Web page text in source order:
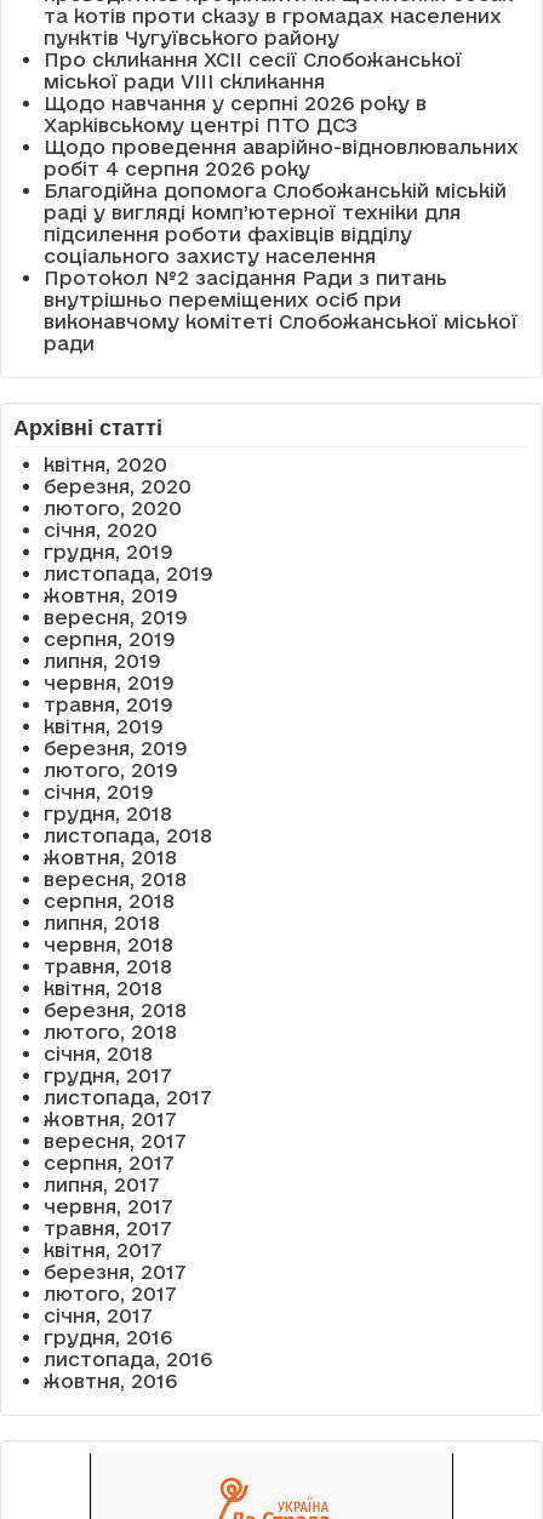
та котів проти сказу в громадах населених
пунктів Чугуївського району
Про скликання XCII сесії Слобожанської
міської ради VIII скликання
Щодо навчання у серпні 2026 року в
Харківському центрі ПТО ДСЗ
Щодо проведення аварійно-відновлювальних
робіт 4 серпня 2026 року
Благодійна допомога Слобожанській міській
раді у вигляді комп’ютерної техніки для
підсилення роботи фахівців відділу
соціального захисту населення
Протокол №2 засідання Ради з питань
внутрішньо переміщених осіб при
виконавчому комітеті Слобожанської міської
ради
Архівні статті
квітня, 2020
березня, 2020
лютого, 2020
січня, 2020
грудня, 2019
листопада, 2019
жовтня, 2019
вересня, 2019
серпня, 2019
липня, 2019
червня, 2019
травня, 2019
квітня, 2019
березня, 2019
лютого, 2019
січня, 2019
грудня, 2018
листопада, 2018
жовтня, 2018
вересня, 2018
серпня, 2018
липня, 2018
червня, 2018
травня, 2018
квітня, 2018
березня, 2018
лютого, 2018
січня, 2018
грудня, 2017
листопада, 2017
жовтня, 2017
вересня, 2017
серпня, 2017
липня, 2017
червня, 2017
травня, 2017
квітня, 2017
березня, 2017
лютого, 2017
січня, 2017
грудня, 2016
листопада, 2016
жовтня, 2016